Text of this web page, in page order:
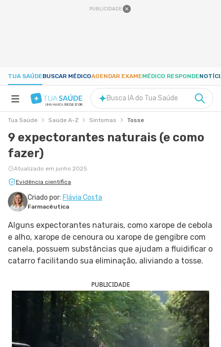
PUBLICIDADE
TUA SAÚDEBUSCAR MÉDICOAGENDAR EXAMEMÉDICO RESPONDE
NUTRIÇÃO
GRAVIDEZ
BEM-ESTAR
SIGA O TUA SAÚDE NAS REDES SOCIAIS
UMA MARCA REDE D'OR
Busca IA do Tua Saúde
Tua Saúde Saúde A-Z Sintomas Tosse
9 expectorantes naturais (e como
fazer)
Atualizado em junho 2025
Evidência científica
Criado por: Flávia Costa
Farmacêutica
Alguns expectorantes naturais, como xarope de cebola
e alho, xarope de cenoura ou xarope de gengibre com
canela, possuem substâncias que ajudam a fluidificar o
catarro facilitando sua eliminação, aliviando a tosse.
PUBLICIDADE